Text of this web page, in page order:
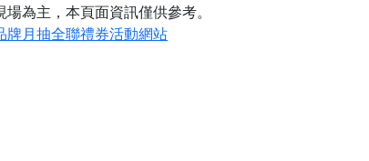
為主，本頁面資訊僅供參考。
牌月抽全聯禮券活動網站